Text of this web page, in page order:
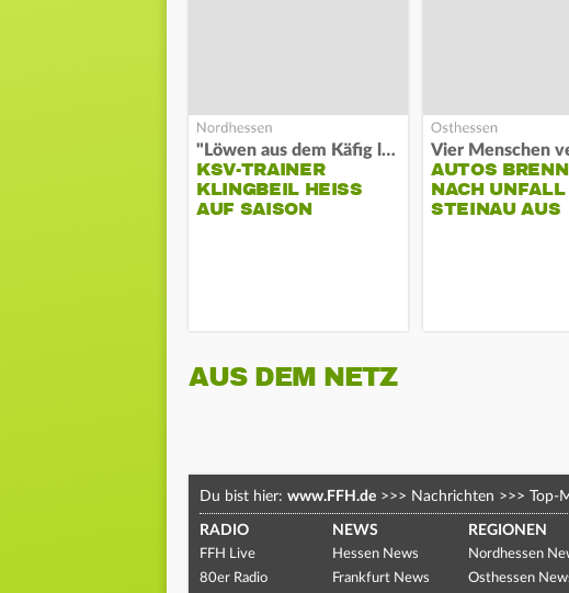
"Löwen aus dem Käfig lassen"
KSV-TRAINER
KLINGBEIL HEISS A
UF SAISON
Vier Menschen
AUTOS
NACH UNFALL
STEINAU AUS
AUS DEM NETZ
Du bist hier: www.FFH.de >>> Nachrichten >>> Top-
RADIO
FFH Live
80er Radio
NEWS
Hessen News
Frankfurt News
REGIONEN
Nordhessen
Osthessen